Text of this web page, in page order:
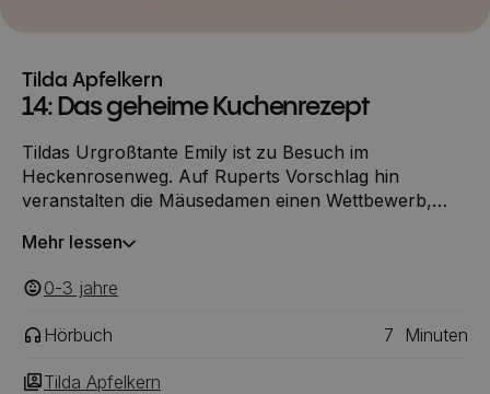
Tilda Apfelkern
14: Das geheime Kuchenrezept
Tildas Urgroßtante Emily ist zu Besuch im
Heckenrosenweg. Auf Ruperts Vorschlag hin
veranstalten die Mäusedamen einen Wettbewerb,
Emily sich in Ruperts Küche an die Arbeit macht,
Rezept von ihrer Vorfahrin Eusebia.
Mehr lessen
0-3 ‎‎ jahre
Hörbuch 7 Minuten
Tilda Apfelkern